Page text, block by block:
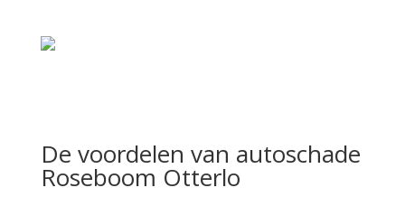
De voordelen van autoschade
Roseboom Otterlo